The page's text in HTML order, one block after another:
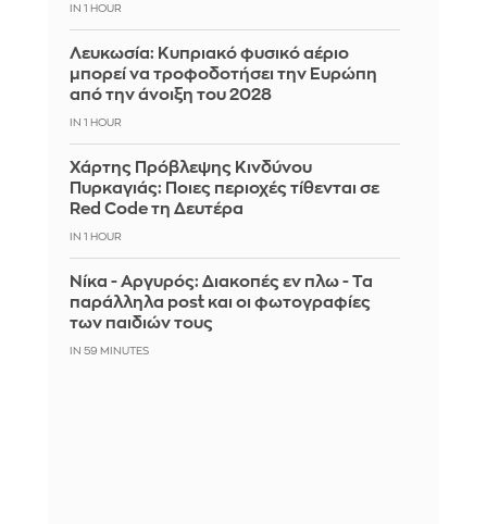
IN 1 HOUR
Λευκωσία: Κυπριακό φυσικό αέριο
μπορεί να τροφοδοτήσει την Ευρώπη
από την άνοιξη του 2028
IN 1 HOUR
Χάρτης Πρόβλεψης Κινδύνου
Πυρκαγιάς: Ποιες περιοχές τίθενται σε
Red Code τη Δευτέρα
IN 1 HOUR
Νίκα - Αργυρός: Διακοπές εν πλω - Τα
παράλληλα post και οι φωτογραφίες
των παιδιών τους
IN 59 MINUTES